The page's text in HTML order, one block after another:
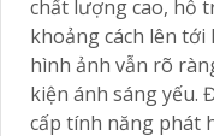
chất lượng cao, hỗ
khoảng cách lên
hình ảnh vẫn rõ
kiện ánh sáng yếu.
cấp tính năng phát